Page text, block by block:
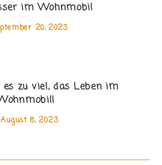
im Wohnmobil
20, 2023
zu viel, das Leben im
August 8, 2023